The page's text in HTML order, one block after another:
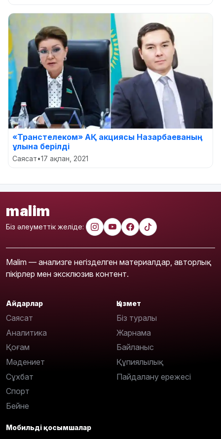
«Транстелеком» АҚ акциясы Назарбаеваның
ұлына берілді
Саясат•17 ақпан, 2021
malim
Біз әлеуметтік желіде:
Malim — анализге негізделген материалдар, авторлық
пікірлер мен эксклюзив контент.
Айдарлар
Саясат
Аналитика
Қоғам
Мәдениет
Сұхбат
Спорт
Бейне
Қызмет
Біз туралы
Жарнама
Байланыс
Құпиялылық
Пайдалану ережесі
Мобильді қосымшалар